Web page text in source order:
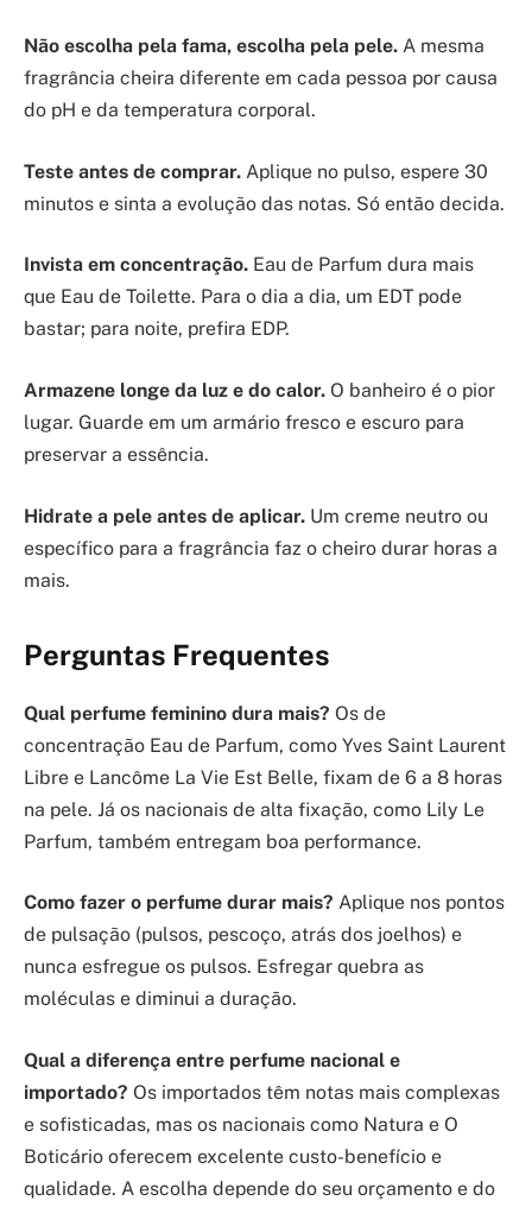
Não escolha pela fama, escolha pela pele. A mesma
fragrância cheira diferente em cada pessoa por causa
do pH e da temperatura corporal.
Teste antes de comprar. Aplique no pulso, espere 30
minutos e sinta a evolução das notas. Só então decida.
Invista em concentração. Eau de Parfum dura mais
que Eau de Toilette. Para o dia a dia, um EDT pode
bastar; para noite, prefira EDP.
Armazene longe da luz e do calor. O banheiro é o pior
lugar. Guarde em um armário fresco e escuro para
preservar a essência.
Hidrate a pele antes de aplicar. Um creme neutro ou
específico para a fragrância faz o cheiro durar horas a
mais.
Perguntas Frequentes
Qual perfume feminino dura mais? Os de
concentração Eau de Parfum, como Yves Saint Laurent
Libre e Lancôme La Vie Est Belle, fixam de 6 a 8 horas
na pele. Já os nacionais de alta fixação, como Lily Le
Parfum, também entregam boa performance.
Como fazer o perfume durar mais? Aplique nos pontos
de pulsação (pulsos, pescoço, atrás dos joelhos) e
nunca esfregue os pulsos. Esfregar quebra as
moléculas e diminui a duração.
Qual a diferença entre perfume nacional e
importado? Os importados têm notas mais complexas
e sofisticadas, mas os nacionais como Natura e O
Boticário oferecem excelente custo-benefício e
qualidade. A escolha depende do seu orçamento e do